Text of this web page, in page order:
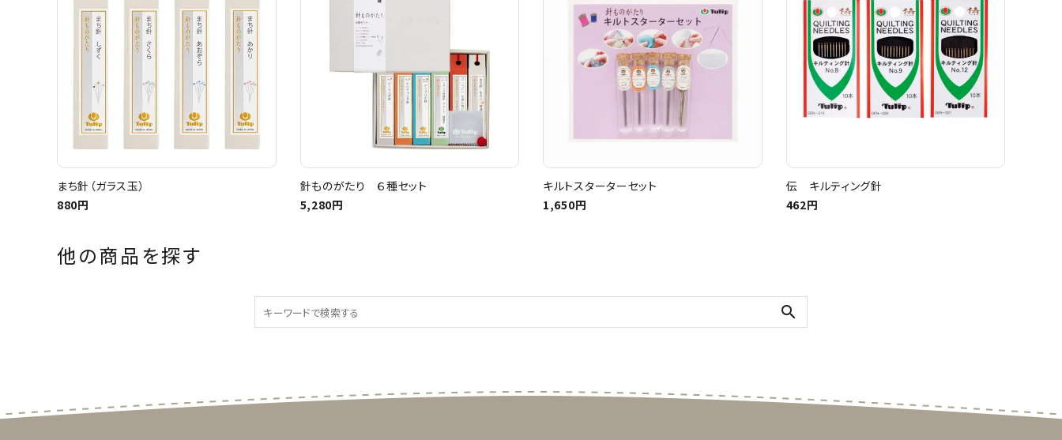
まち針（ガラス玉）
880円
針ものがたり ６種セット
5,280円
キルトスターターセット
1,650円
伝 キルティング針
462円
他の商品を探す
search